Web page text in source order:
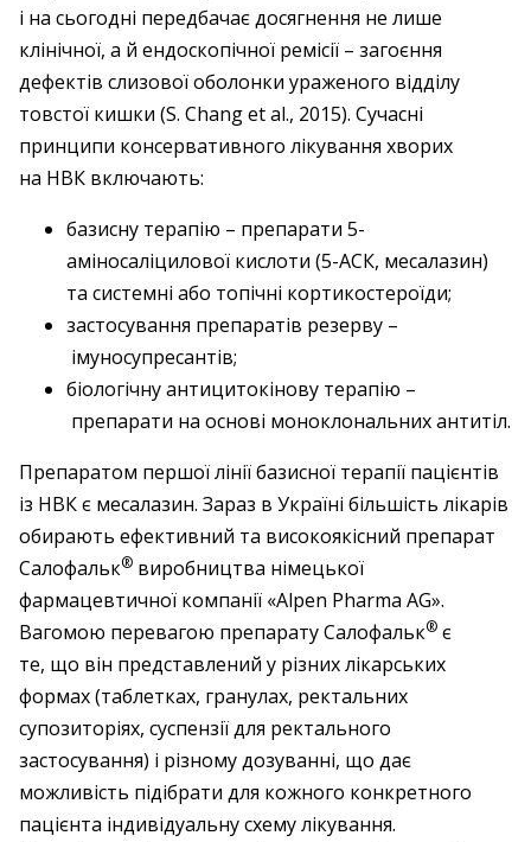
і на сьогодні передбачає досягнення не лише
клінічної, а й ендоскопічної ремісії – загоєння
дефектів слизової оболонки ураженого відділу
товстої кишки (S. Chang et al., 2015). Сучасні
принципи консервативного лікування хворих
на НВК включають:
базисну терапію – препарати 5-
аміносаліцилової кислоти (5-АСК, месалазин)
та системні або топічні кортикостероїди;
застосування препаратів резерву –
імуносупресантів;
біологічну антицитокінову терапію –
препарати на основі моноклональних антитіл.
Препаратом першої лінії базисної терапії пацієнтів
із НВК є месалазин. Зараз в Україні більшість лікарів
обирають ефективний та високоякісний препарат
Салофальк® виробництва німецької
фармацевтичної компанії «Alpen Pharma AG».
Вагомою перевагою препарату Салофальк® є
те, що він представлений у різних лікарських
формах (таблетках, гранулах, ректальних
супозиторіях, суспензії для ректального
застосування) і різному дозуванні, що дає
можливість підібрати для кожного конкретного
пацієнта індивідуальну схему лікування.